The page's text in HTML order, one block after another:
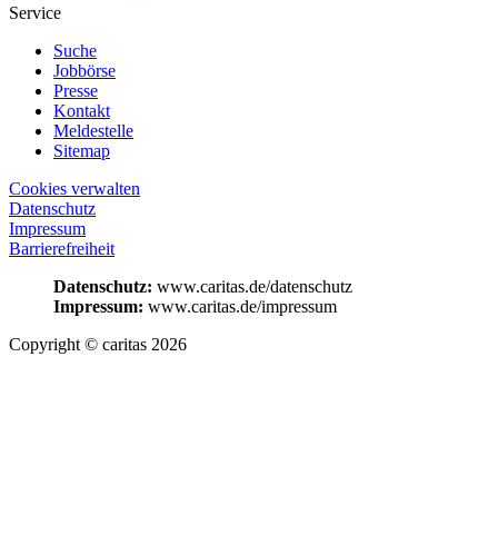
Service
Suche
Jobbörse
Presse
Kontakt
Meldestelle
Sitemap
Cookies verwalten
Datenschutz
Impressum
Barrierefreiheit
Datenschutz: www.caritas.de/datenschutz
Impressum: www.caritas.de/impressum
Copyright © caritas 2026